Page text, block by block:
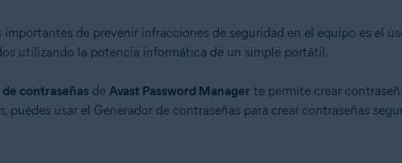
iOS
importantes de prevenir infracciones de seguridad en el equipo es el
utilizando la potencia informática de un simple portátil.
contraseñasde Avast Password Manager te permite crear
puedes usar el Generador de contraseñas para crear contraseñas